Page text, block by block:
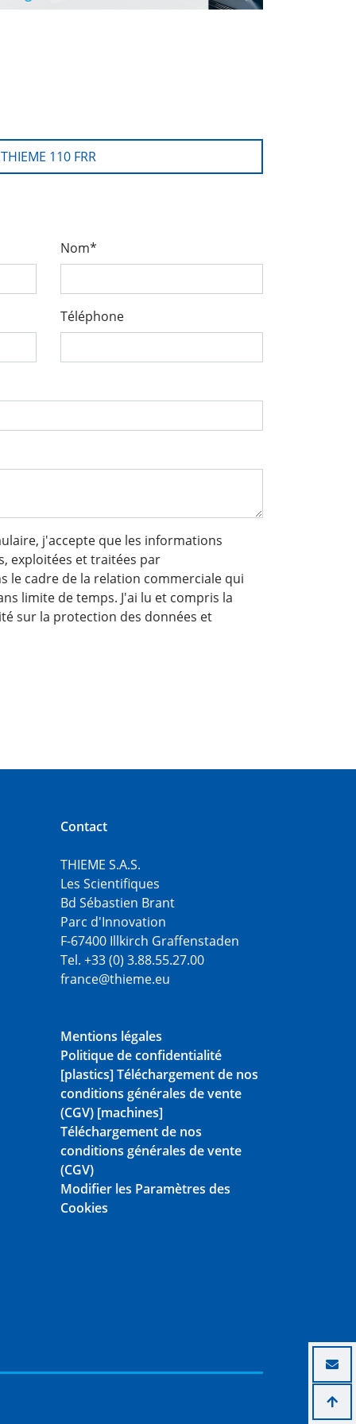
THIEME 110 FRR
Nom*
Téléphone
j'accepte que les informations
exploitées et traitées par
le cadre de la relation commerciale qui
limite de temps. J'ai lu et compris la
sur la protection des données et
Contact
THIEME S.A.S.
Les Scientifiques
Bd Sébastien Brant
Parc d'Innovation
F-67400 Illkirch Graffenstaden
Tel. +33 (0) 3.88.55.27.00
france@thieme.eu
Mentions légales
Politique de confidentialité
[plastics] Téléchargement de nos
conditions générales de vente
(CGV) [machines]
Téléchargement de nos
conditions générales de vente
(CGV)
Modifier les Paramètres des
Cookies